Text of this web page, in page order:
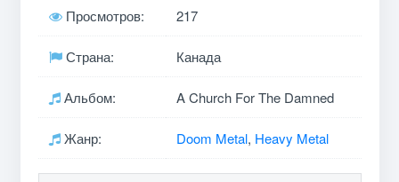
Просмотров: 217
Страна: Канада
Альбом: A Church For The Damned
Жанр: Doom Metal, Heavy Metal